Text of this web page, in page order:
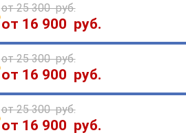
от 25 300 руб.
от 16 900 руб.
от 25 300 руб.
от 16 900 руб.
от 25 300 руб.
от 16 900 руб.